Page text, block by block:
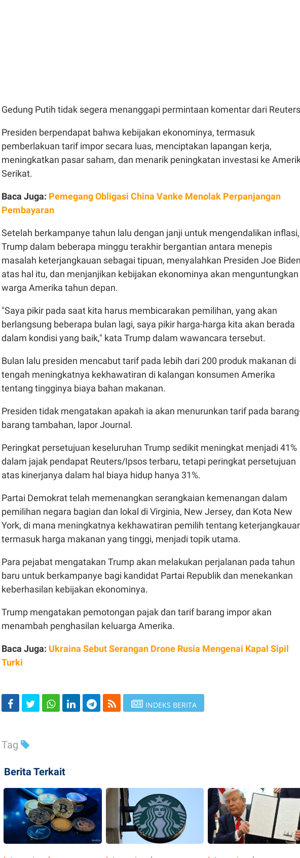
Gedung Putih tidak segera menanggapi permintaan komentar dari
Presiden berpendapat bahwa kebijakan ekonominya, termasuk
pemberlakuan tarif impor secara luas, menciptakan lapangan kerja,
meningkatkan pasar saham, dan menarik peningkatan investasi ke
Serikat.
Baca Juga: Pemegang Obligasi China Vanke Menolak Perpanjangan
Pembayaran
Setelah berkampanye tahun lalu dengan janji untuk mengendalikan inflasi,
Trump dalam beberapa minggu terakhir bergantian antara menepis
masalah keterjangkauan sebagai tipuan, menyalahkan Presiden Joe
atas hal itu, dan menjanjikan kebijakan ekonominya akan menguntungkan
warga Amerika tahun depan.
"Saya pikir pada saat kita harus membicarakan pemilihan, yang akan
berlangsung beberapa bulan lagi, saya pikir harga-harga kita akan berada
dalam kondisi yang baik," kata Trump dalam wawancara tersebut.
Bulan lalu presiden mencabut tarif pada lebih dari 200 produk makanan di
tengah meningkatnya kekhawatiran di kalangan konsumen Amerika
tentang tingginya biaya bahan makanan.
Presiden tidak mengatakan apakah ia akan menurunkan tarif pada
barang tambahan, lapor Journal.
Peringkat persetujuan keseluruhan Trump sedikit meningkat menjadi 41%
dalam jajak pendapat Reuters/Ipsos terbaru, tetapi peringkat persetujuan
atas kinerjanya dalam hal biaya hidup hanya 31%.
Partai Demokrat telah memenangkan serangkaian kemenangan dalam
pemilihan negara bagian dan lokal di Virginia, New Jersey, dan Kota New
York, di mana meningkatnya kekhawatiran pemilih tentang
termasuk harga makanan yang tinggi, menjadi topik utama.
Para pejabat mengatakan Trump akan melakukan perjalanan pada tahun
baru untuk berkampanye bagi kandidat Partai Republik dan menekankan
keberhasilan kebijakan ekonominya.
Trump mengatakan pemotongan pajak dan tarif barang impor akan
menambah penghasilan keluarga Amerika.
Baca Juga: Ukraina Sebut Serangan Drone Rusia Mengenai Kapal Sipil
Turki
INDEKS BERITA
Tag
Berita Terkait